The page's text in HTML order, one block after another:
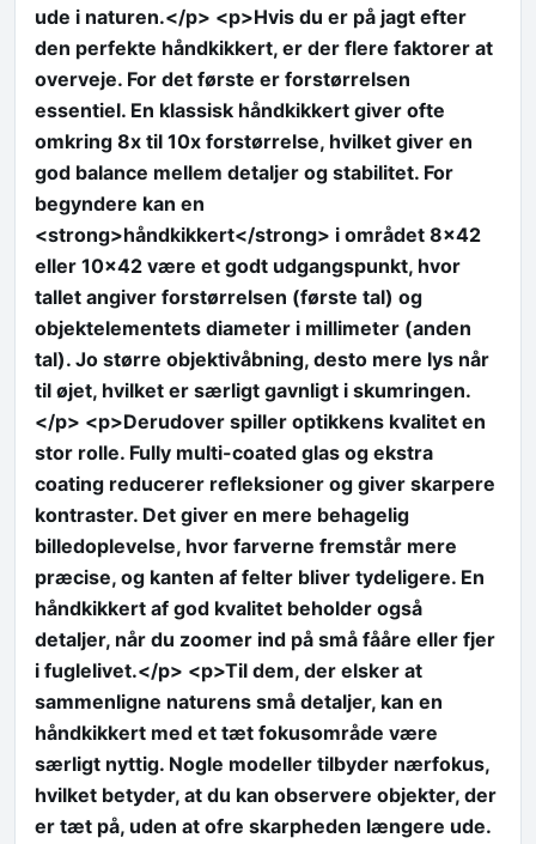
ude i naturen.</p> <p>Hvis du er på jagt efter
den perfekte håndkikkert, er der flere faktorer at
overveje. For det første er forstørrelsen
essentiel. En klassisk håndkikkert giver ofte
omkring 8x til 10x forstørrelse, hvilket giver en
god balance mellem detaljer og stabilitet. For
begyndere kan en
<strong>håndkikkert</strong> i området 8×42
eller 10×42 være et godt udgangspunkt, hvor
tallet angiver forstørrelsen (første tal) og
objektelementets diameter i millimeter (anden
tal). Jo større objektivåbning, desto mere lys når
til øjet, hvilket er særligt gavnligt i skumringen.
</p> <p>Derudover spiller optikkens kvalitet en
stor rolle. Fully multi-coated glas og ekstra
coating reducerer refleksioner og giver skarpere
kontraster. Det giver en mere behagelig
billedoplevelse, hvor farverne fremstår mere
præcise, og kanten af felter bliver tydeligere. En
håndkikkert af god kvalitet beholder også
detaljer, når du zoomer ind på små fååre eller fjer
i fuglelivet.</p> <p>Til dem, der elsker at
sammenligne naturens små detaljer, kan en
håndkikkert med et tæt fokusområde være
særligt nyttig. Nogle modeller tilbyder nærfokus,
hvilket betyder, at du kan observere objekter, der
er tæt på, uden at ofre skarpheden længere ude.